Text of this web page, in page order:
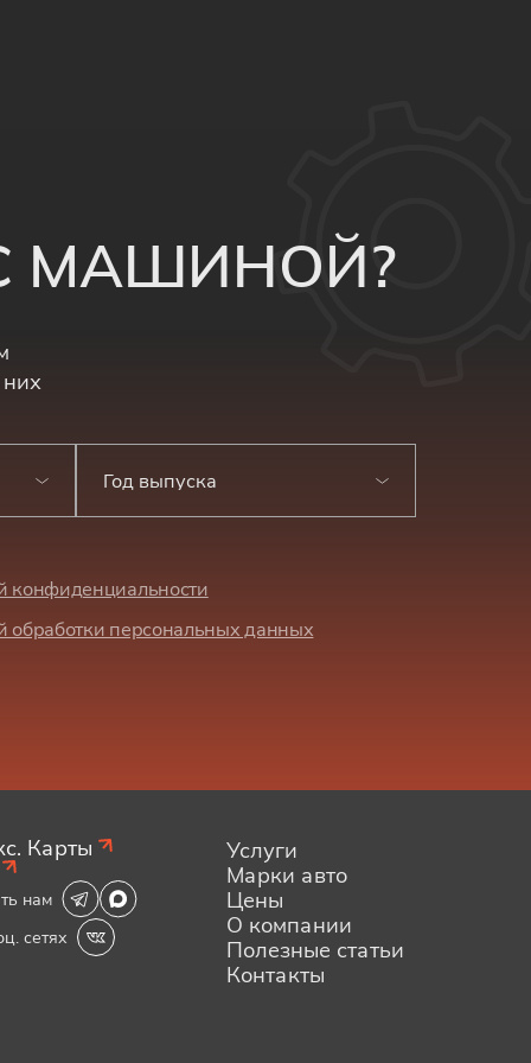
МАШИНОЙ?
Год выпуска
конфиденциальности
обработки персональных данных
Карты
нам
сетях
Услуги
Марки авто
Цены
О компании
Полезные статьи
Контакты